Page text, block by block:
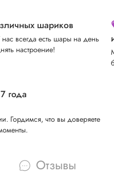
шариков
всегда есть шары на день
настроение!
года
Гордимся, что вы доверяете
Отзывы